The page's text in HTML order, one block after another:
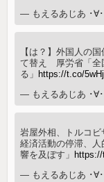
— もえるあじあ ･∀
【は？】外国人の
て替え 厚労省「全
る」 https://t.co/
— もえるあじあ ･∀
岩屋外相、トルコ
経済活動の停滞、
響を及ぼす」
— もえるあじあ ･∀